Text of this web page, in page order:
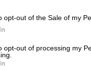
opt-out of the Sale of my
opt-out of processing my
Οι Ισπανοί